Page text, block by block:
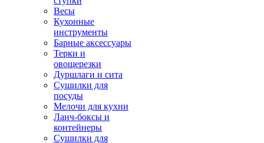
Весы
Кухонные
инструменты
Барные аксессуары
Терки и
овощерезки
Дуршлаги и сита
Сушилки для
посуды
Мелочи для кухни
Ланч-боксы и
контейнеры
Сушилки для